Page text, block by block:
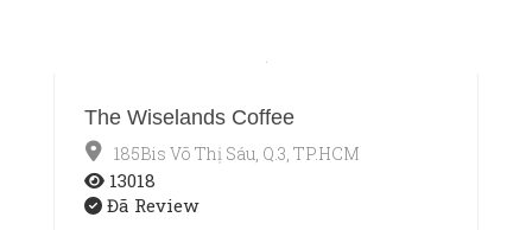
The Wiselands Coffee
185Bis Võ Thị Sáu, Q.3, TP.HCM
13018
Đã Review